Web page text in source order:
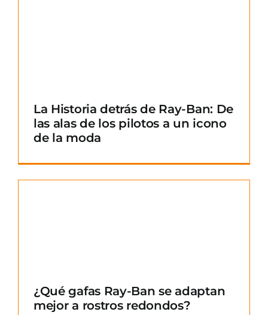
La Historia detrás de Ray-Ban: De
las alas de los pilotos a un icono
de la moda
¿Qué gafas Ray-Ban se adaptan
mejor a rostros redondos?